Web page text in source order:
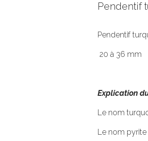
Pendentif
Pendentif
20 à 36 mm
Explication
Le nom
Le nom pyrite